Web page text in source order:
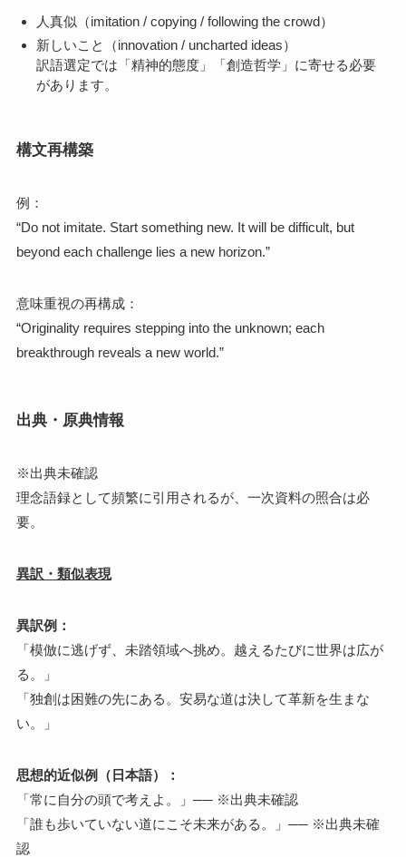
人真似（imitation / copying / following the crowd）
新しいこと（innovation / uncharted ideas）
訳語選定では「精神的態度」「創造哲学」に寄せる必要
があります。
構文再構築
例：
“Do not imitate. Start something new. It will be difficult, but
beyond each challenge lies a new horizon.”
意味重視の再構成：
“Originality requires stepping into the unknown; each
breakthrough reveals a new world.”
出典・原典情報
※出典未確認
理念語録として頻繁に引用されるが、一次資料の照合は必
要。
異訳・類似表現
異訳例：
「模倣に逃げず、未踏領域へ挑め。越えるたびに世界は広が
る。」
「独創は困難の先にある。安易な道は決して革新を生まな
い。」
思想的近似例（日本語）：
「常に自分の頭で考えよ。」── ※出典未確認
「誰も歩いていない道にこそ未来がある。」── ※出典未確
認